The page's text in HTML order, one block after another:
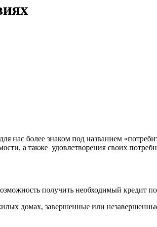
нас более знаком под названием
а также удовлетворения своих
получить необходимый кредит
домах, завершенные или